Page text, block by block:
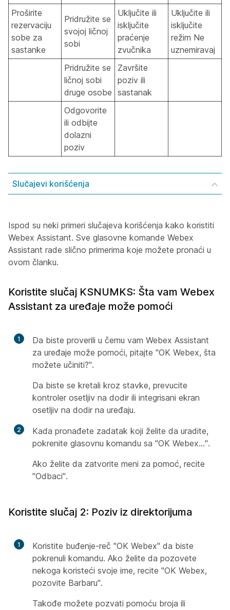
Proširite
rezervaciju
sobe za
sastanke
Pridružite se
svojoj ličnoj
sobi
Uključite ili
isključite
praćenje
zvučnika
Uključite ili
isključite
režim Ne
uznemiravaj
Pridružite se
ličnoj sobi
druge osobe
Završite
poziv ili
sastanak
Odgovorite
ili odbijte
dolazni
poziv
Slučajevi korišćenja
Ispod su neki primeri slučajeva korišćenja kako koristiti
Webex Assistant. Sve glasovne komande Webex
Assistant rade slično primerima koje možete pronaći u
ovom članku.
Koristite slučaj KSNUMKS: Šta vam Webex
Assistant za uređaje može pomoći
1
Da biste proverili u čemu vam Webex Assistant
za uređaje može pomoći, pitajte "OK Webex, šta
možete učiniti?".
Da biste se kretali kroz stavke, prevucite
kontroler osetljiv na dodir ili integrisani ekran
osetljiv na dodir na uređaju.
2
Kada pronađete zadatak koji želite da uradite,
pokrenite glasovnu komandu sa "OK Webex...".
Ako želite da zatvorite meni za pomoć, recite
"Odbaci".
Koristite slučaj 2: Poziv iz direktorijuma
1
Koristite buđenje-reč "OK Webex" da biste
pokrenuli komandu. Ako želite da pozovete
nekoga koristeći svoje ime, recite "OK Webex,
pozovite Barbaru".
Takođe možete pozvati pomoću broja ili